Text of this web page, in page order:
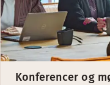
Konferencer og